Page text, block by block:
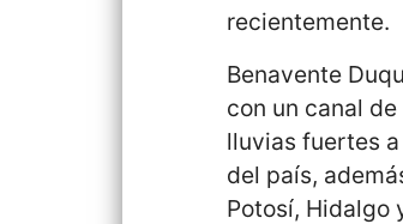
recientemente.
Benavente
con un canal
lluvias fuertes
del país,
Potosí, Hidalgo